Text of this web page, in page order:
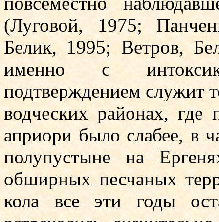
(Луговой, 1975;
Белик, 1995; Ветров,
именно с
подтверждением служит
водчес­ких районах, где
априори было слабее, в
полупусты­не на
обширных песчаных
кола все эти годы